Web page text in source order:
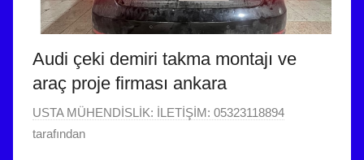
n
d
e
r
Audi çeki demiri takma montajı ve
araç proje firması ankara
1
0
USTA MÜHENDİSLİK: İLETİŞİM: 05323118894
tarafından